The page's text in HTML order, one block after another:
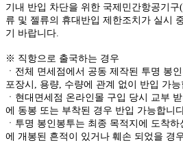
기내 반입 차단을 위한 국제민간항공기구
류 및 젤류의 휴대반입 제한조치가 실시
기 바랍니다.
※ 직항으로 출국하는 경우
ㆍ전체 면세점에서 공동 제작된 투명 봉인
포장시, 용량, 수량에 관계 없이 반입 가능
ㆍ현대면세점 온라인몰 구입 당시 교부
에 동봉 또는 부착된 경우 반입 가능합니
ㆍ투명 봉인봉투는 최종 목적지에 도착
에 개봉된 흔적이 있거나 훼손 되었을 경